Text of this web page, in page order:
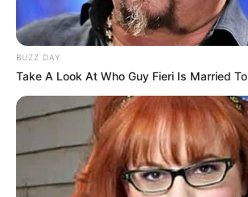
BUZZ DAY
Take A Look At Who Guy Fieri Is Married To